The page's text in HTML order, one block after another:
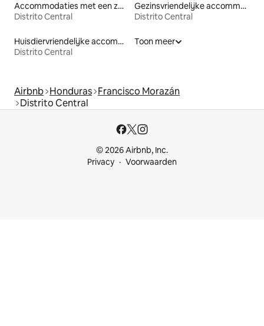
Accommodaties met een zwembad
Distrito Central
Gezinsvriendelijke accommodaties
Distrito Central
Huisdiervriendelijke accommodaties
Distrito Central
Toon meer
Airbnb Honduras Francisco Morazán
Distrito Central
© 2026 Airbnb, Inc.
Privacy
Voorwaarden